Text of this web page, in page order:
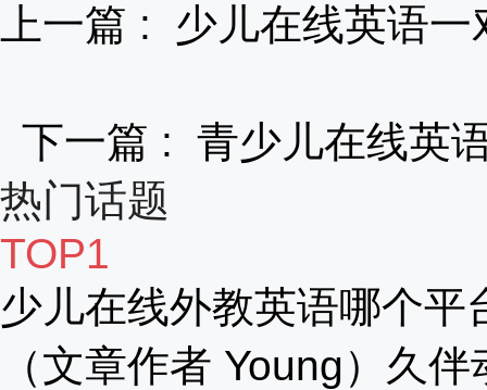
上一篇 : 少儿在线英语
下一篇 : 青少儿在线英
热门话题
TOP1
少儿在线外教英语哪个
（文章作者 Young）久